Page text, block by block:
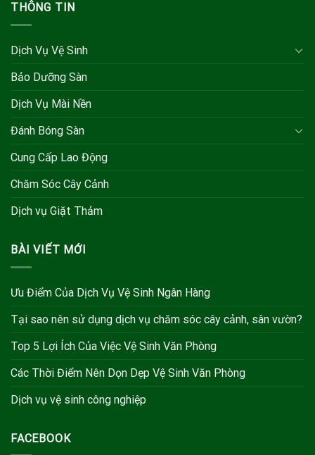
THÔNG TIN
Dịch Vụ Vệ Sinh
Bảo Dưỡng Sàn
Dịch Vụ Mài Nền
Đánh Bóng Sàn
Cung Cấp Lao Động
Chăm Sóc Cây Cảnh
Dịch vụ Giặt Thảm
BÀI VIẾT MỚI
Ưu Điểm Của Dịch Vụ Vệ Sinh Ngân Hàng
Tại sao nên sử dụng dịch vụ chăm sóc cây cảnh, sân vườn?
Top 5 Lợi Ích Của Việc Vệ Sinh Văn Phòng
Các Thời Điểm Nên Dọn Dẹp Vệ Sinh Văn Phòng
Dịch vụ vệ sinh công nghiệp
FACEBOOK